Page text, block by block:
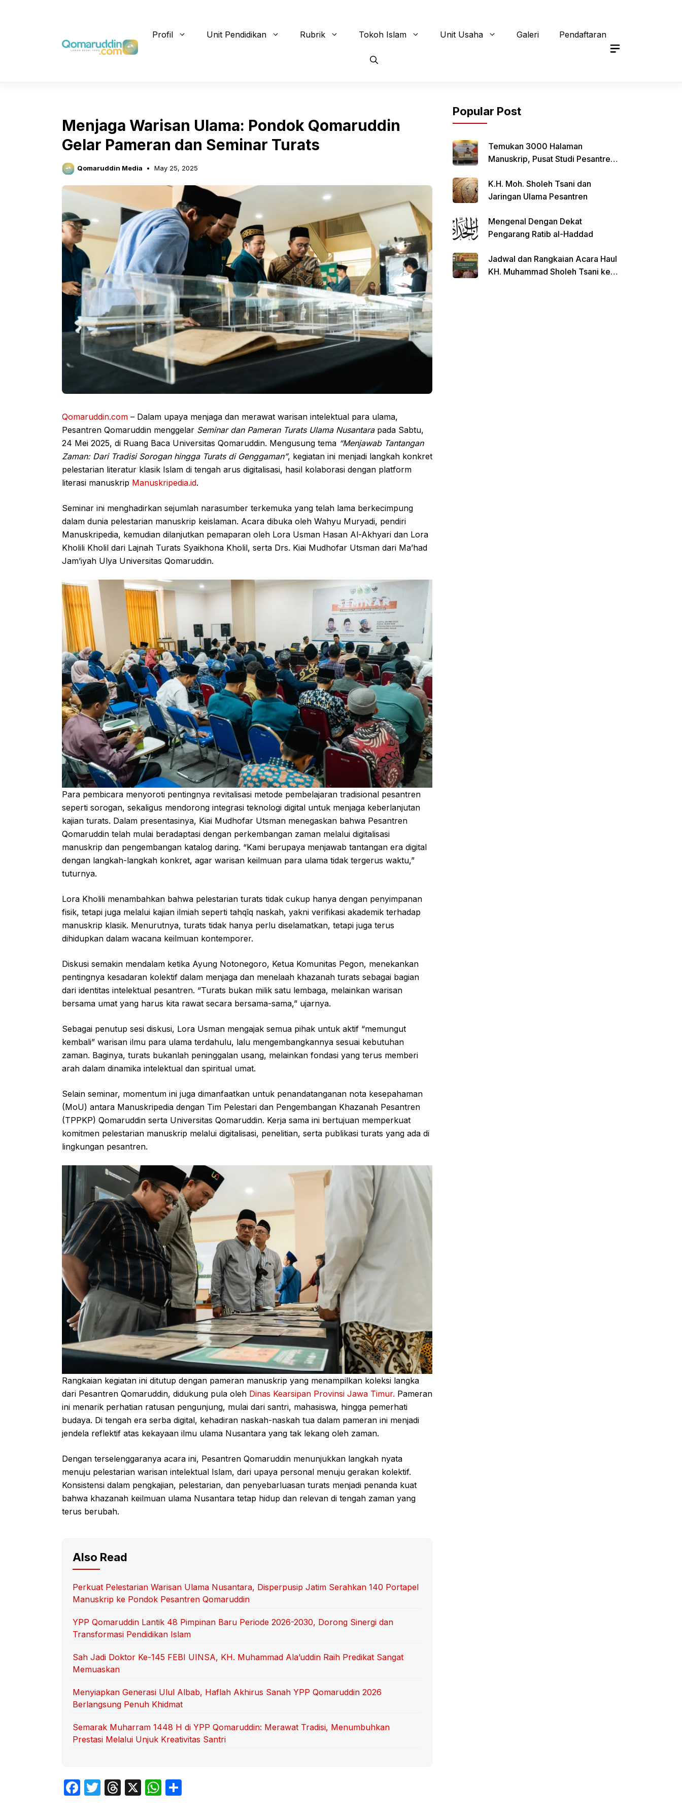
Profil Unit Pendidikan Rubrik Tokoh Islam Unit Usaha Galeri Pendaftaran
Menjaga Warisan Ulama: Pondok Qomaruddin
Gelar Pameran dan Seminar Turats
Qomaruddin Media May 25, 2025
Qomaruddin.com – Dalam upaya menjaga dan merawat warisan intelektual para ulama,
Pesantren Qomaruddin menggelar Seminar dan Pameran Turats Ulama Nusantarapada Sabtu,
24 Mei 2025, di Ruang Baca Universitas Qomaruddin. Mengusung tema “Menjawab Tantangan
Zaman: Dari Tradisi Sorogan hingga Turats di Genggaman”, kegiatan ini menjadi langkah konkret
pelestarian literatur klasik Islam di tengah arus digitalisasi, hasil kolaborasi dengan platform
literasi manuskrip Manuskripedia.id.
Seminar ini menghadirkan sejumlah narasumber terkemuka yang telah lama berkecimpung
dalam dunia pelestarian manuskrip keislaman. Acara dibuka oleh Wahyu Muryadi, pendiri
Manuskripedia, kemudian dilanjutkan pemaparan oleh Lora Usman Hasan Al-Akhyari dan Lora
Kholili Kholil dari Lajnah Turats Syaikhona Kholil, serta Drs. Kiai Mudhofar Utsman dari Ma’had
Jam’iyah Ulya Universitas Qomaruddin.
Para pembicara menyoroti pentingnya revitalisasi metode pembelajaran tradisional pesantren
seperti sorogan, sekaligus mendorong integrasi teknologi digital untuk menjaga keberlanjutan
kajian turats. Dalam presentasinya, Kiai Mudhofar Utsman menegaskan bahwa Pesantren
Qomaruddin telah mulai beradaptasi dengan perkembangan zaman melalui digitalisasi
manuskrip dan pengembangan katalog daring. “Kami berupaya menjawab tantangan era digital
dengan langkah-langkah konkret, agar warisan keilmuan para ulama tidak tergerus waktu,”
tuturnya.
Lora Kholili menambahkan bahwa pelestarian turats tidak cukup hanya dengan penyimpanan
fisik, tetapi juga melalui kajian ilmiah seperti tahqīq naskah, yakni verifikasi akademik terhadap
manuskrip klasik. Menurutnya, turats tidak hanya perlu diselamatkan, tetapi juga terus
dihidupkan dalam wacana keilmuan kontemporer.
Diskusi semakin mendalam ketika Ayung Notonegoro, Ketua Komunitas Pegon, menekankan
pentingnya kesadaran kolektif dalam menjaga dan menelaah khazanah turats sebagai bagian
dari identitas intelektual pesantren. “Turats bukan milik satu lembaga, melainkan warisan
bersama umat yang harus kita rawat secara bersama-sama,” ujarnya.
Sebagai penutup sesi diskusi, Lora Usman mengajak semua pihak untuk aktif “memungut
kembali” warisan ilmu para ulama terdahulu, lalu mengembangkannya sesuai kebutuhan
zaman. Baginya, turats bukanlah peninggalan usang, melainkan fondasi yang terus memberi
arah dalam dinamika intelektual dan spiritual umat.
Selain seminar, momentum ini juga dimanfaatkan untuk penandatanganan nota kesepahaman
(MoU) antara Manuskripedia dengan Tim Pelestari dan Pengembangan Khazanah Pesantren
(TPPKP) Qomaruddin serta Universitas Qomaruddin. Kerja sama ini bertujuan memperkuat
komitmen pelestarian manuskrip melalui digitalisasi, penelitian, serta publikasi turats yang ada di
lingkungan pesantren.
Rangkaian kegiatan ini ditutup dengan pameran manuskrip yang menampilkan koleksi langka
dari Pesantren Qomaruddin, didukung pula oleh Dinas Kearsipan Provinsi Jawa Timur. Pameran
ini menarik perhatian ratusan pengunjung, mulai dari santri, mahasiswa, hingga pemerhati
budaya. Di tengah era serba digital, kehadiran naskah-naskah tua dalam pameran ini menjadi
jendela reflektif atas kekayaan ilmu ulama Nusantara yang tak lekang oleh zaman.
Dengan terselenggaranya acara ini, Pesantren Qomaruddin menunjukkan langkah nyata
menuju pelestarian warisan intelektual Islam, dari upaya personal menuju gerakan kolektif.
Konsistensi dalam pengkajian, pelestarian, dan penyebarluasan turats menjadi penanda kuat
bahwa khazanah keilmuan ulama Nusantara tetap hidup dan relevan di tengah zaman yang
terus berubah.
Also Read
Perkuat Pelestarian Warisan Ulama Nusantara, Disperpusip Jatim Serahkan 140 Portapel
Manuskrip ke Pondok Pesantren Qomaruddin
YPP Qomaruddin Lantik 48 Pimpinan Baru Periode 2026-2030, Dorong Sinergi dan
Transformasi Pendidikan Islam
Sah Jadi Doktor Ke-145 FEBI UINSA, KH. Muhammad Ala’uddin Raih Predikat Sangat
Memuaskan
Menyiapkan Generasi Ulul Albab, Haflah Akhirus Sanah YPP Qomaruddin 2026
Berlangsung Penuh Khidmat
Semarak Muharram 1448 H di YPP Qomaruddin: Merawat Tradisi, Menumbuhkan
Prestasi Melalui Unjuk Kreativitas Santri
F
T
T
X
W
Popular Post
Temukan 3000 Halaman
Manuskrip, Pusat Studi Pesantren
K.H. Moh. Sholeh Tsani dan
Jaringan Ulama Pesantren
Mengenal Dengan Dekat
Pengarang Ratib al-Haddad
Jadwal dan Rangkaian Acara Haul
KH. Muhammad Sholeh Tsani ke-